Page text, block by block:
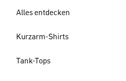
Alles entdecken
Kurzarm-Shirts
Tank-Tops